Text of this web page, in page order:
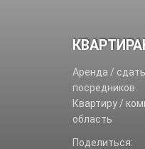
Аренда /
посредников.
Квартиру /
область
Поделиться: